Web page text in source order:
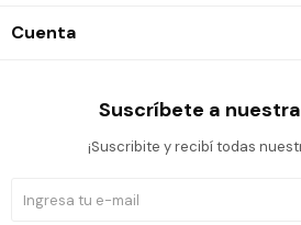
Cuenta
Suscríbete a
¡Suscribite y recibí todas